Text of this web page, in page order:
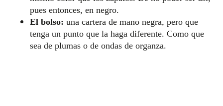
pues entonces, en negro.
El bolso: una cartera de mano negra, pero que
tenga un punto que la haga diferente. Como que
sea de plumas o de ondas de organza.